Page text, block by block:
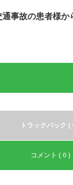
通事故の患者様か
トラックバック (
コメント ( 0 )